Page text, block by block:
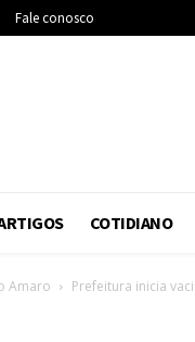
Fale conosco
COTIDIANO
Amaro Prefeitura inicia